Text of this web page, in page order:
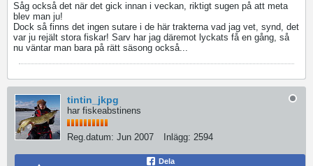
Såg också det när det gick innan i veckan, riktigt sugen på att meta
blev man ju!
Dock så finns det ingen sutare i de här trakterna vad jag vet, synd, det
var ju rejält stora fiskar! Sarv har jag däremot lyckats få en gång, så
nu väntar man bara på rätt säsong också...
tintin_jkpg
har fiskeabstinens
Reg.datum: Jun 2007 Inlägg: 2594
Dela